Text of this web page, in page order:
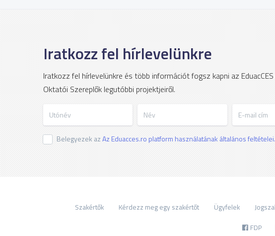
Iratkozz fel hírlevelünkre
Iratkozz fel hírlevelünkre és több információt fogsz kapni az
Oktatói Szereplők legutóbbi projektjeiről.
E-mail cím
Belegyezek azAz Eduacces.ro platform használatának általános feltételei.
Szakértők Kérdezz meg egy szakértőt Ügyfelek
FDP